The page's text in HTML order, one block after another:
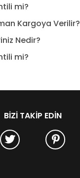
mi?
Kargoya Verilir?
Nedir?
mi?
BIZI TAKIP EDIN